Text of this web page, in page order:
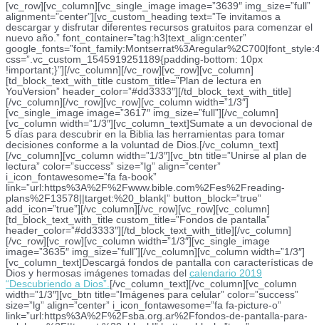
[vc_row][vc_column][vc_single_image image=”3639″ img_size=”full”
alignment=”center”][vc_custom_heading text=”Te invitamos a
descargar y disfrutar diferentes recursos gratuitos para comenzar el
nuevo año.” font_container=”tag:h3|text_align:center”
css=”.vc_custom_1545919251189{padding-bottom: 10px
!important;}”][/vc_column][/vc_row][vc_row][vc_column]
[td_block_text_with_title custom_title=”Plan de lectura en
YouVersion” header_color=”#dd3333″][/td_block_text_with_title]
[/vc_column][/vc_row][vc_row][vc_column width=”1/3″]
[vc_single_image image=”3617″ img_size=”full”][/vc_column]
[vc_column width=”1/3″][vc_column_text]Sumate a un devocional de
5 días para descubrir en la Biblia las herramientas para tomar
decisiones conforme a la voluntad de Dios.[/vc_column_text]
[/vc_column][vc_column width=”1/3″][vc_btn title=”Unirse al plan de
lectura” color=”success” size=”lg” align=”center”
i_icon_fontawesome=”fa fa-book”
link=”url:https%3A%2F%2Fwww.bible.com%2Fes%2Freading-
plans%2F13578||target:%20_blank|” button_block=”true”
add_icon=”true”][/vc_column][/vc_row][vc_row][vc_column]
[td_block_text_with_title custom_title=”Fondos de pantalla”
header_color=”#dd3333″][/td_block_text_with_title][/vc_column]
[/vc_row][vc_row][vc_column width=”1/3″][vc_single_image
image=”3635″ img_size=”full”][/vc_column][vc_column width=”1/3″]
[vc_column_text]Descargá fondos de pantalla con características de
Dios y hermosas imágenes tomadas del calendario 2019
“Descubriendo a Dios”. [/vc_column_text][/vc_column][vc_column
width=”1/3″][vc_btn title=”Imágenes para celular” color=”success”
size=”lg” align=”center” i_icon_fontawesome=”fa fa-picture-o”
link=”url:https%3A%2F%2Fsba.org.ar%2Ffondos-de-pantalla-para-